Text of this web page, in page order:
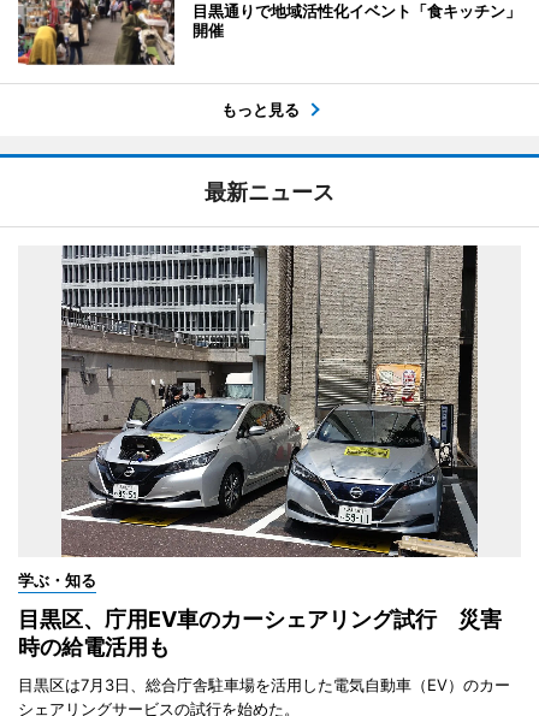
目黒通りで地域活性化イベント「食キッチン」
開催
もっと見る
最新ニュース
学ぶ・知る
目黒区、庁用EV車のカーシェアリング試行 災害
時の給電活用も
目黒区は7月3日、総合庁舎駐車場を活用した電気自動車（EV）のカー
シェアリングサービスの試行を始めた。